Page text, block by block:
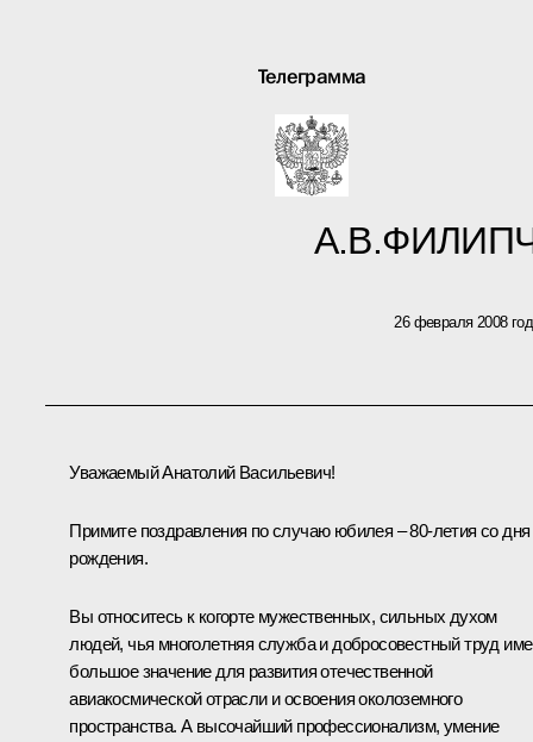
Телеграмма
26 февраля 2008
Уважаемый Анатолий Васильевич!
Примите поздравления по случаю юбилея – 80-летия со дня
рождения.
Вы относитесь к когорте мужественных, сильных духом
людей, чья многолетняя служба и добросовестный труд
большое значение для развития отечественной
авиакосмической отрасли и освоения околоземного
пространства. А высочайший профессионализм, умение